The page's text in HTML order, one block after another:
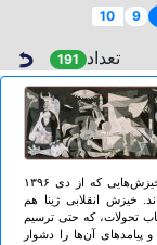
9
10
تعداد 191
حدود پنج‌ماه از شروع قیام ژینا گذشته است؛ یکی از رشته خیزش‌هایی که از دی ۱۳۹۶
خیزش انقلابی ژینا هم
تحولات، که حتی ترسیم
پیامدهای آن‌ها را دشوار